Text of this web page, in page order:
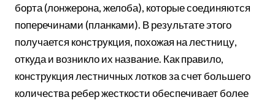
борта (лонжерона, желоба), которые соединяются
поперечинами (планками). В результате этого
получается конструкция, похожая на лестницу,
откуда и возникло их название. Как правило,
конструкция лестничных лотков за счет большего
количества ребер жесткости обеспечивает более